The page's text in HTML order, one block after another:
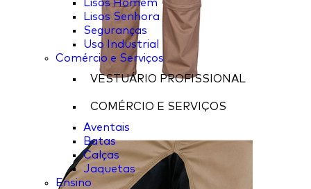
Lisos Homem
Lisos Senhora
Seguranças
Uso Industrial
Comércio e Serviços
VESTUÁRIO PROFISSIONAL
COMÉRCIO E SERVIÇOS
Aventais
Batas
Calças
Jaquetas
Ensino